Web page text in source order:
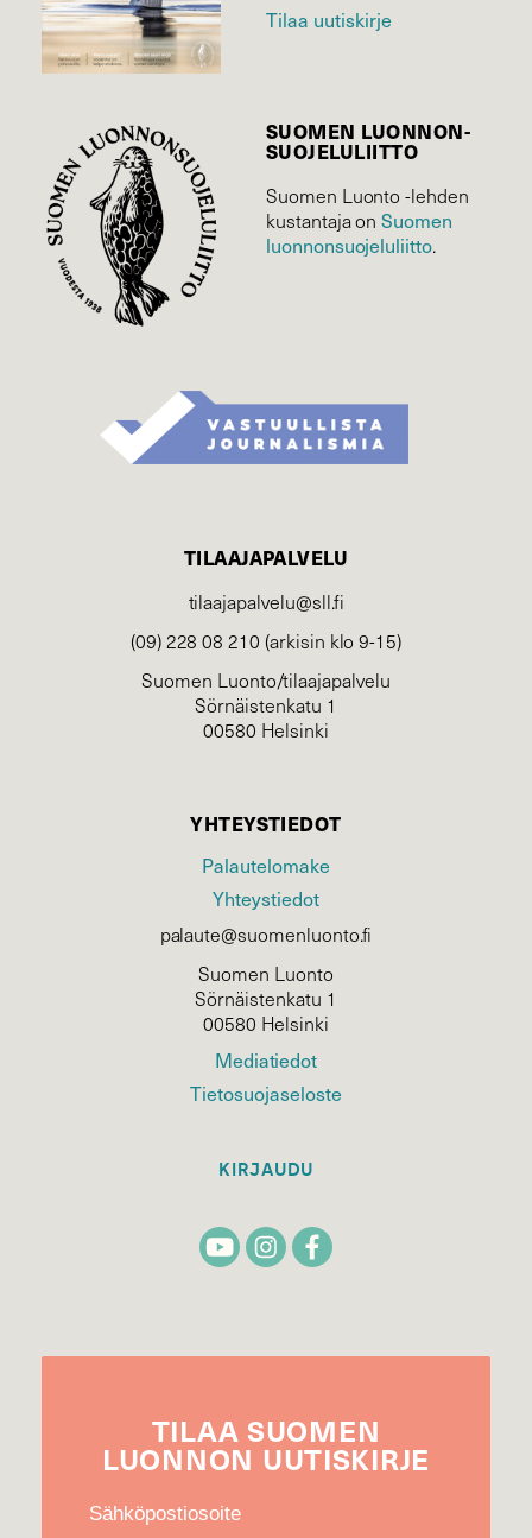
Tilaa uutiskirje
SUOMEN LUONNON­
SUOJELU­LIITTO
Suomen Luonto -lehden
kustantaja onSuomen
luonnonsuojelu­liitto.
TILAAJAPALVELU
tilaajapalvelu@sll.fi
(09) 228 08 210 (arkisin klo 9-15)
Suomen Luonto/tilaajapalvelu
Sörnäistenkatu 1
00580 Helsinki
YHTEYSTIEDOT
Palautelomake
Yhteystiedot
palaute@suomenluonto.fi
Suomen Luonto
Sörnäistenkatu 1
00580 Helsinki
Mediatiedot
Tietosuojaseloste
KIRJAUDU
TILAA SUOMEN
LUONNON UUTIS­KIRJE
Sähköpostiosoite